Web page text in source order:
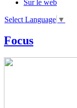
Sur le web
Select Language ▼
Focus